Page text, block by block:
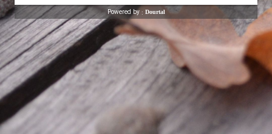
Powered by : Dourtal